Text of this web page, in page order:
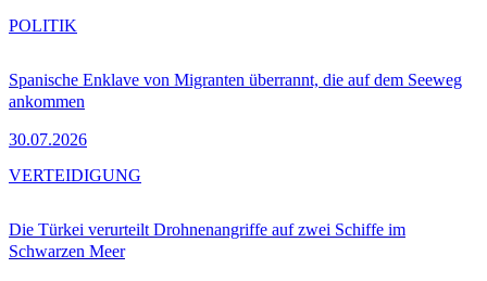
Spanische Enklave von Migranten überrannt, die auf dem Seeweg
ankommen
30.07.2026
POLITIK
Die Türkei verurteilt Drohnenangriffe auf zwei Schiffe im
Schwarzen Meer
VERTEIDIGUNG